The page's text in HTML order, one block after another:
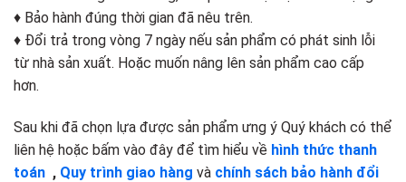
♦ Bảo hành đúng thời gian đã nêu trên.
♦ Đổi trả trong vòng 7 ngày nếu sản phẩm có phát sinh lỗi
từ nhà sản xuất. Hoặc muốn nâng lên sản phẩm cao cấp
hơn.
Sau khi đã chọn lựa được sản phẩm ưng ý Quý khách có thể
liên hệ hoặc bấm vào đây để tìm hiểu về hình thức thanh
toán , Quy trình giao hàng và chính sách bảo hành đổi